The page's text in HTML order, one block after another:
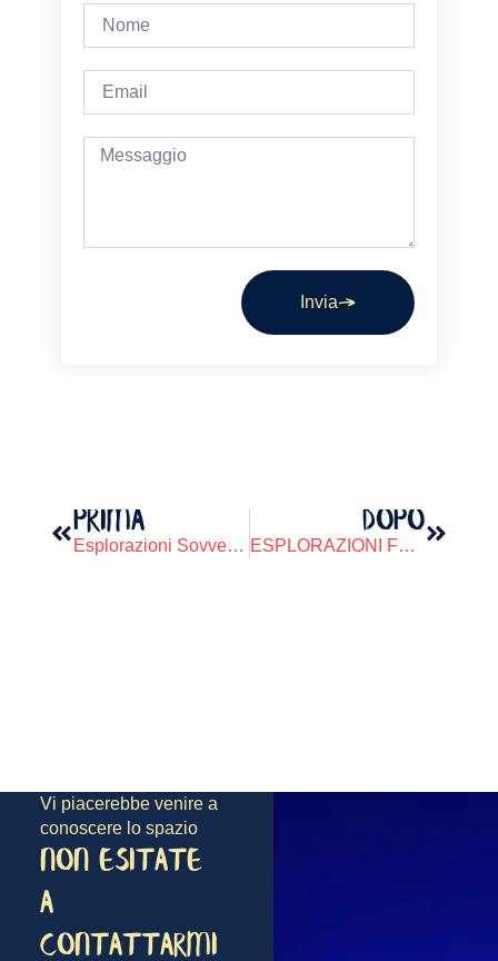
Invia
PRIMA
Esplorazioni Sovversive ciclo settimanale martedì
DOPO
ESPLORAZIONI FOTOGRAFIKE-RIUNIONE DI SFAMIGLIA
Vi piacerebbe venire a
conoscere lo spazio
NON ESITATE
A
CONTATTARMI